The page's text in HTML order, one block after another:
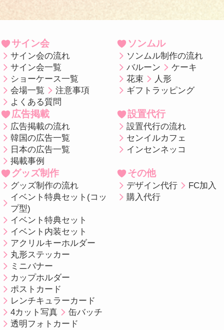
サイン会
サイン会の流れ
サイン会一覧
ショーケース一覧
会場一覧
注意事項
よくある質問
ソンムル
ソンムル制作の流れ
バルーン
ケーキ
花束
人形
ギフトラッピング
広告掲載
広告掲載の流れ
韓国の広告一覧
日本の広告一覧
掲載事例
設置代行
設置代行の流れ
センイルカフェ
インセンネッコ
グッズ制作
グッズ制作の流れ
イベント特典セット(コッ
プ型)
イベント特典セット
イベント内装セット
アクリルキーホルダー
丸形ステッカー
ミニバナー
カップホルダー
ポストカード
レンチキュラーカード
4カット写真
缶バッチ
透明フォトカード
その他
デザイン代行
FC加入
購入代行